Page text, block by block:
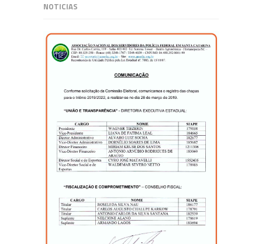
NOTICIAS